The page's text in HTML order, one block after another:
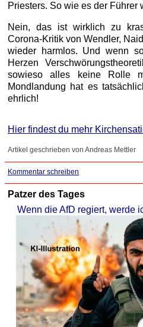
Priesters. So wie es der Führer
Nein, das ist wirklich zu
Corona-Kritik von Wendler,
wieder harmlos. Und wenn
Herzen
sowieso alles keine Rolle
Mondlandung hat es
ehrlich!
Hier findest du mehr
Artikel geschrieben von Andreas Mettler
Kommentar schreiben
Patzer des Tages
Wenn die AfD regiert, werde